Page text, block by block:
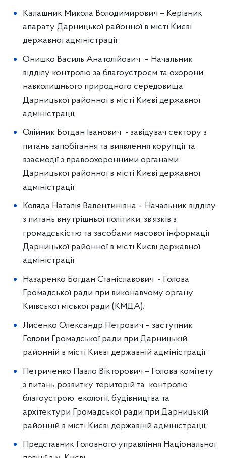
Калашник Микола Володимирович – Керівник
апарату Дарницької районної в місті Києві
державної адміністрації;
Онишко Василь Анатолійович – Начальник
відділу контролю за благоустроєм та охорони
навколишнього природного середовища
Дарницької районної в місті Києві державної
адміністрації;
Олійник Богдан Іванович - завідувач сектору з
питань запобігання та виявлення корупції та
взаємодії з правоохоронними органами
Дарницької районної в місті Києві державної
адміністрації;
Коляда Наталія Валентинівна – Начальник відділу
з питань внутрішньої політики, зв’язків з
громадськістю та засобами масової інформації
Дарницької районної в місті Києві державної
адміністрації;
Назаренко Богдан Станіславович - Голова
Громадської ради при виконавчому органу
Київської міської ради (КМДА);
Лисенко Олександр Петрович – заступник
Голови Громадської ради при Дарницькій
районній в місті Києві державній адміністрації;
Петриченко Павло Вікторович – Голова комітету
з питань розвитку територій та контролю
благоустрою, екології, будівництва та
архітектури Громадської ради при Дарницькій
районній в місті Києві державній адміністрації;
Представник Головного управління Національної